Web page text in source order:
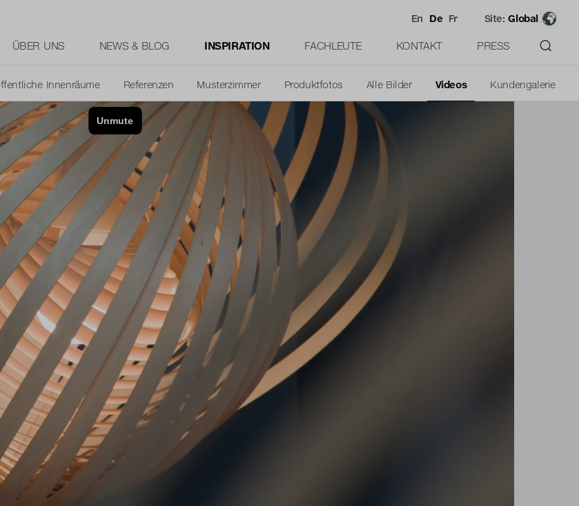
ÜBER UNS NEWS & BLOG INSPIRATION FACHLEUTE KONTAKT PRESS
En De Fr Site:Global
Innenräume Referenzen Musterzimmer Produktfotos Alle Bilder Videos Kundengalerie